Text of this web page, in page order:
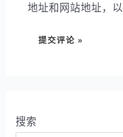
地址和网站地址，
搜索